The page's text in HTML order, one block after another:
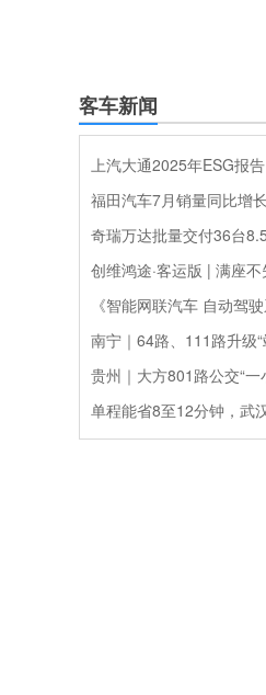
客车新闻
上汽大通2025年ESG报告